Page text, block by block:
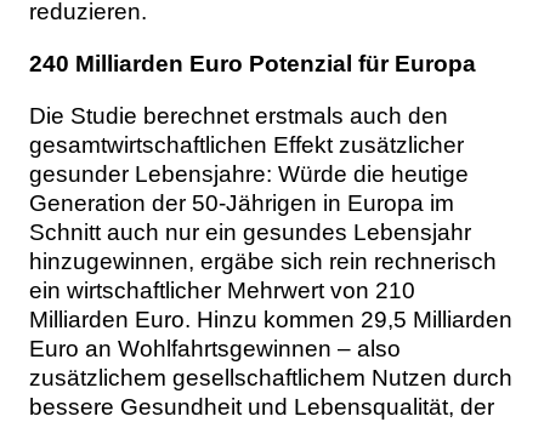
reduzieren.
240 Milliarden Euro Potenzial für Europa
Die Studie berechnet erstmals auch den
gesamtwirtschaftlichen Effekt zusätzlicher
gesunder Lebensjahre: Würde die heutige
Generation der 50-Jährigen in Europa im
Schnitt auch nur ein gesundes Lebensjahr
hinzugewinnen, ergäbe sich rein rechnerisch
ein wirtschaftlicher Mehrwert von 210
Milliarden Euro. Hinzu kommen 29,5 Milliarden
Euro an Wohlfahrtsgewinnen – also
zusätzlichem gesellschaftlichem Nutzen durch
bessere Gesundheit und Lebensqualität, der